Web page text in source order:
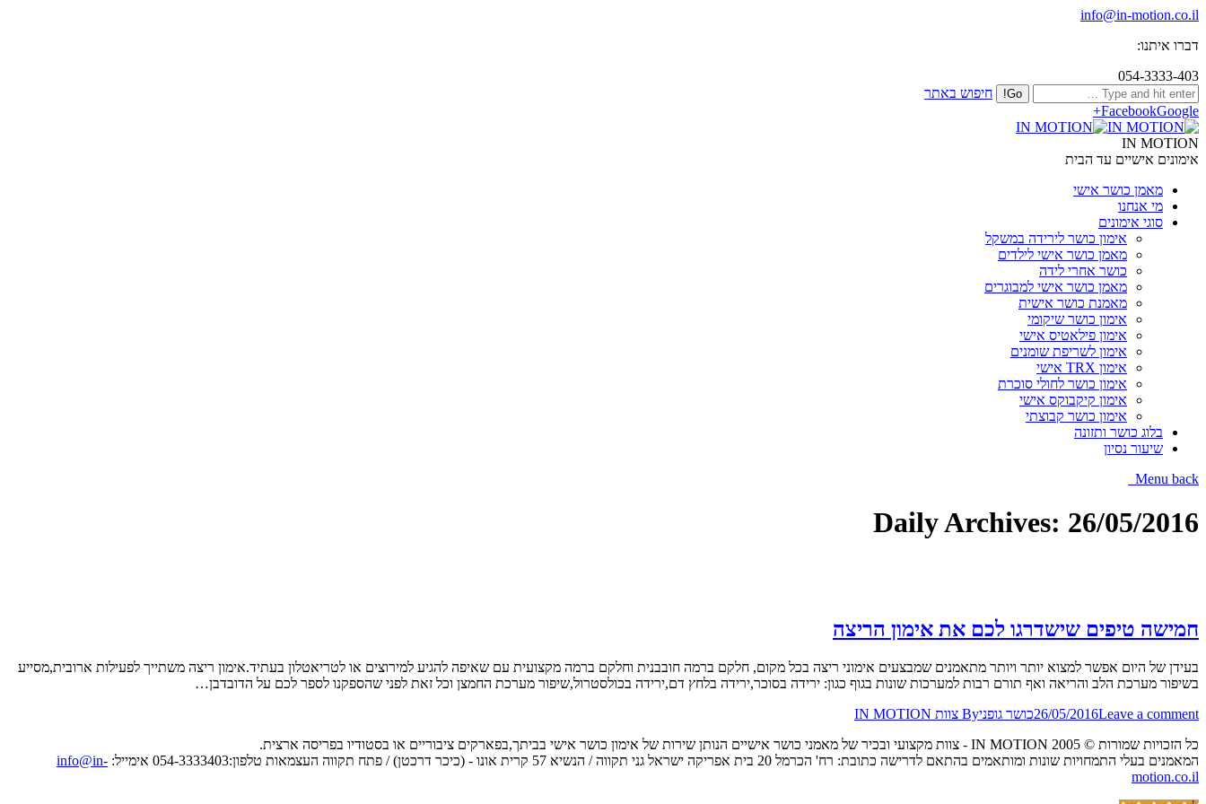
info@in-motion.co.il
דברו איתנו:
054-3333-403
חיפוש באתר
FacebookGoogle+
IN MOTION
אימונים אישיים עד הבית
מאמן כושר אישי
מי אנחנו
סוגי אימונים
אימון כושר לירידה במשקל
מאמן כושר אישי לילדים
כושר אחרי לידה
מאמן כושר אישי למבוגרים
מאמנת כושר אישית
אימון כושר שיקומי
אימון פילאטיס אישי
אימון לשריפת שומנים
אימון TRX אישי
אימון כושר לחולי סוכרת
אימון קיקבוקס אישי
אימון כושר קבוצתי
בלוג כושר ותזונה
שיעור נסיון
Menu back
Daily Archives: 26/05/2016
חמישה טיפים שישדרגו לכם את אימון הריצה
בעידן של היום אפשר למצוא יותר ויותר מתאמנים שמבצעים אימוני ריצה בכל מקום, חלקם ברמה חובבנית וחלקם ברמה מקצועית עם שאיפה להגיע למירוצים או לטריאטלון בעתיד.אימון ריצה משתייך לפעילות ארובית,מסייע
בשיפור מערכת הלב והריאה ואף תורם רבות למערכות שונות בגוף כגון: ירידה בסוכר,ירידה בלחץ דם,ירידה בכולסטרול,שיפור מערכת החמצן וכל זאת לפני שהספקנו לספר לכם על הדובדבן…
26/05/2016Leave a comment כושר גופניBy צוות IN MOTION
כל הזכויות שמורות © IN MOTION 2005 - צוות מקצועי ובכיר של מאמני כושר אישיים הנותן שירות של אימון כושר אישי בביתך,בפארקים ציבוריים או בסטודיו בפריסה ארצית.
המאמנים בעלי התמחויות שונות ומותאמים בהתאם לדרישה כתובת: רח' הכרמל 20 בית אפריקה ישראל גני תקווה / הנשיא 57 קרית אונו - (כיכר דרכטן) / פתח תקווה העצמאות טלפון:054-3333403 אימייל:
info@in-
motion.co.il